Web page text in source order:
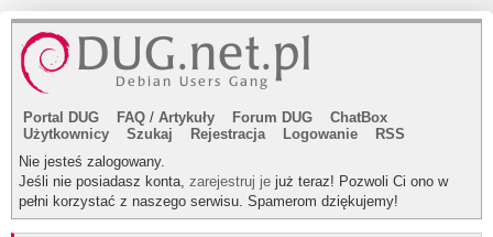
Portal DUG FAQ / Artykuły Forum DUG
ChatBox
Użytkownicy
Szukaj Rejestracja Logowanie
RSS
Nie jesteś zalogowany.
Jeśli nie posiadasz konta, zarejestruj je już teraz! Pozwoli Ci ono w
pełni korzystać z naszego serwisu. Spamerom dziękujemy!